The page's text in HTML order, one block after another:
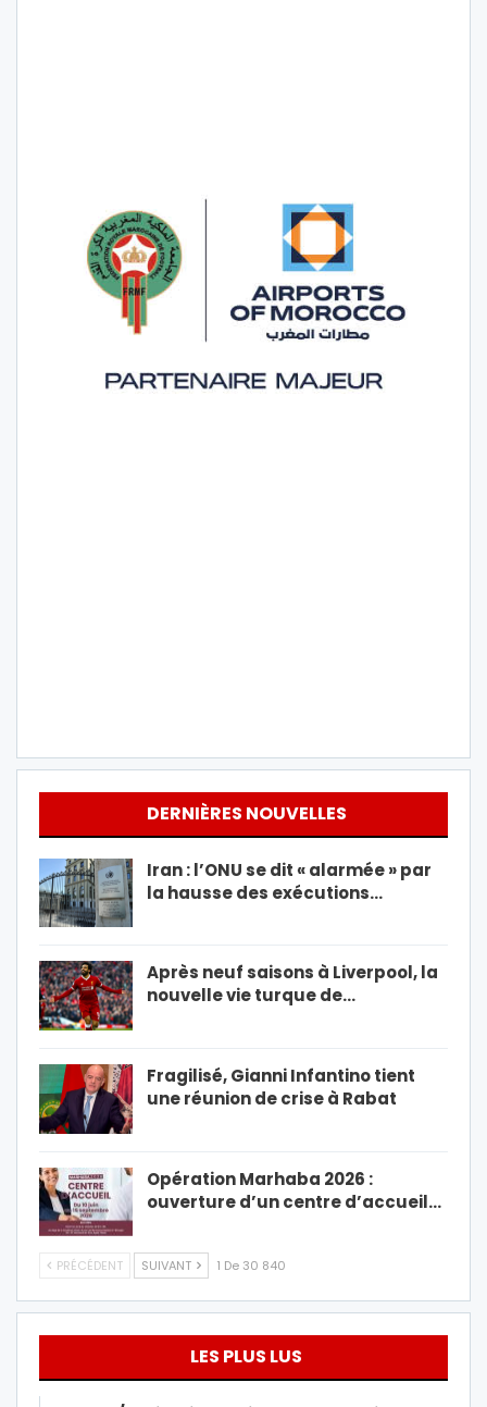
DERNIÈRES NOUVELLES
Iran : l’ONU se dit « alarmée » par
la hausse des exécutions…
Après neuf saisons à Liverpool, la
nouvelle vie turque de…
Fragilisé, Gianni Infantino tient
une réunion de crise à Rabat
Opération Marhaba 2026 :
ouverture d’un centre d’accueil…
PRÉCÉDENT SUIVANT 1 De 30 840
LES PLUS LUS